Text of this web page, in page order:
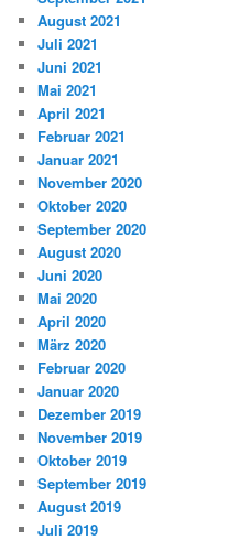
August 2021
Juli 2021
Juni 2021
Mai 2021
April 2021
Februar 2021
Januar 2021
November 2020
Oktober 2020
September 2020
August 2020
Juni 2020
Mai 2020
April 2020
März 2020
Februar 2020
Januar 2020
Dezember 2019
November 2019
Oktober 2019
September 2019
August 2019
Juli 2019